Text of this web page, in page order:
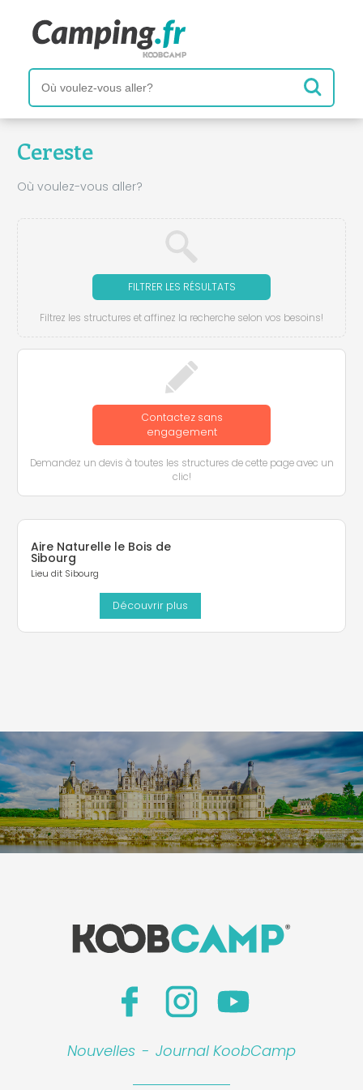
Cereste
Où voulez-vous aller?
FILTRER LES RÉSULTATS
Filtrez les structures et affinez la recherche selon vos besoins!
Contactez sans
engagement
Demandez un devis à toutes les structures de cette page avec un
clic!
Aire Naturelle le Bois de
Sibourg
Lieu dit Sibourg
Découvrir plus
Nouvelles - Journal KoobCamp